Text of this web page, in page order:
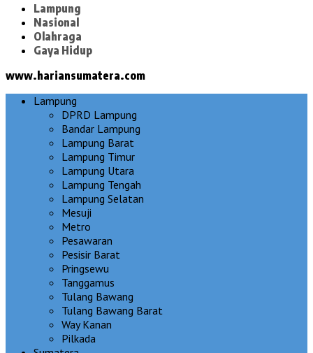
Lampung
Nasional
Olahraga
Gaya Hidup
www.hariansumatera.com
Lampung
DPRD Lampung
Bandar Lampung
Lampung Barat
Lampung Timur
Lampung Utara
Lampung Tengah
Lampung Selatan
Mesuji
Metro
Pesawaran
Pesisir Barat
Pringsewu
Tanggamus
Tulang Bawang
Tulang Bawang Barat
Way Kanan
Pilkada